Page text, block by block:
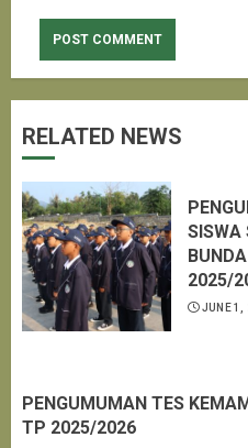
RELATED NEWS
SISWA
2025/
JUNE 1,
PENGUMUMAN TES
TP 2025/2026